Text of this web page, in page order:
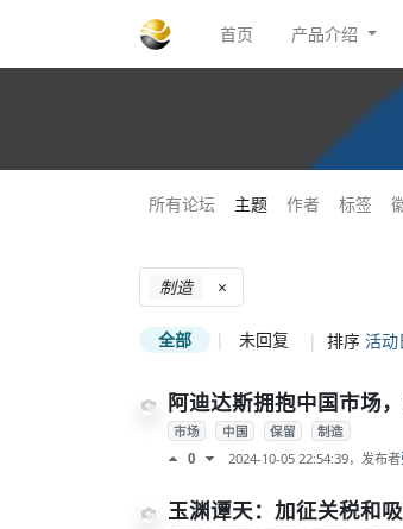
首页 产品介绍
所有论坛 主题 作者 标签
制造 ×
全部 | 未回复 | 排序 活动
阿迪达斯拥抱中国市场
市场 中国 保留 制造
0 2024-10-05 22:54:39，发布者
玉渊谭天：加征关税和